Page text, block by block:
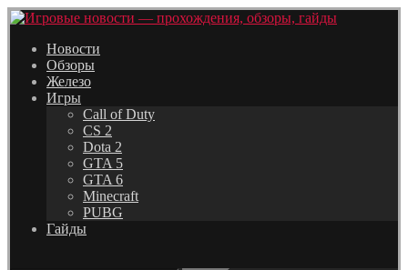
Новости
Обзоры
Железо
Игры
Call of Duty
CS 2
Dota 2
GTA 5
GTA 6
Minecraft
PUBG
Гайды